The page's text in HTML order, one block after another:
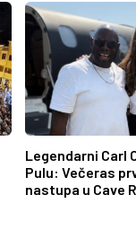
Legendarni Carl
Pulu: Večeras
nastupa u Cave